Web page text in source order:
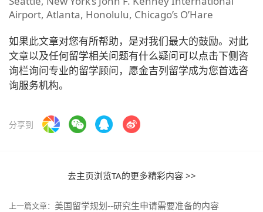
Airport, Atlanta, Honolulu, Chicago’s O’Hare
如果此文章对您有所帮助，是对我们最大的鼓励。对此
文章以及任何留学相关问题有什么疑问可以点击下侧咨
询栏询问专业的留学顾问，愿金吉列留学成为您首选咨
询服务机构。
分享到
去主页浏览TA的更多精彩内容 >>
上一篇文章： 美国留学规划--研究生申请需要准备的内容